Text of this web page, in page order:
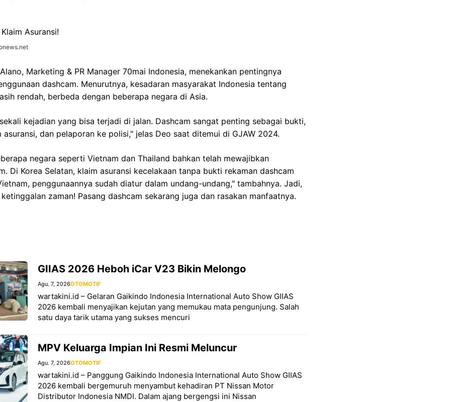
Marketing & PR Manager 70mai Indonesia, menekankan pentingnya
dashcam. Menurutnya, kesadaran masyarakat Indonesia tentang
rendah, berbeda dengan beberapa negara di Asia.
kejadian yang bisa terjadi di jalan. Dashcam sangat penting sebagai bukti,
asuransi, dan pelaporan ke polisi," jelas Deo saat ditemui di GJAW 2024.
negara seperti Vietnam dan Thailand bahkan telah mewajibkan
Di Korea Selatan, klaim asuransi kecelakaan tanpa bukti rekaman dashcam
penggunaannya sudah diatur dalam undang-undang," tambahnya. Jadi,
zaman! Pasang dashcam sekarang juga dan rasakan manfaatnya.
GIIAS 2026 Heboh iCar V23 Bikin Melongo
Agu. 7, 2026OTOMOTIF
wartakini.id – Gelaran Gaikindo Indonesia International Auto Show GIIAS
2026 kembali menyajikan kejutan yang memukau mata pengunjung. Salah
satu daya tarik utama yang sukses mencuri
MPV Keluarga Impian Ini Resmi Meluncur
Agu. 7, 2026OTOMOTIF
wartakini.id – Panggung Gaikindo Indonesia International Auto Show GIIAS
2026 kembali bergemuruh menyambut kehadiran PT Nissan Motor
Distributor Indonesia NMDI. Dalam ajang bergengsi ini Nissan